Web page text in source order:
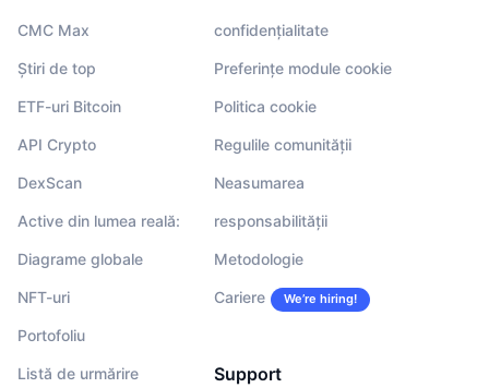
CMC Max
Știri de top
ETF-uri Bitcoin
API Crypto
DexScan
Active din lumea reală:
Diagrame globale
NFT-uri
Portofoliu
Listă de urmărire
confidențialitate
Preferințe module cookie
Politica cookie
Regulile comunității
Neasumarea
responsabilității
Metodologie
Cariere We’re hiring!
Support